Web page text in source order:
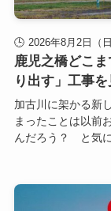
2026年8月2日（
鹿児之橋どこ
り出す」工事
加古川に架かる新
まったことは以前
んだろう？ と気